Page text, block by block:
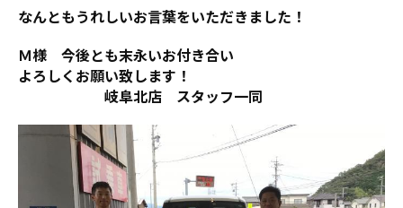
なんともうれしいお言葉をいただきました！
Ｍ様 今後とも末永いお付き合い
よろしくお願い致します！
岐阜北店 スタッフ一同